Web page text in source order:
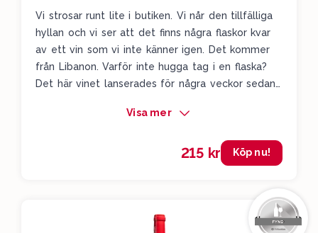
Vi strosar runt lite i butiken. Vi når den tillfälliga
hyllan och vi ser att det finns några flaskor kvar
av ett vin som vi inte känner igen. Det kommer
från Libanon. Varför inte hugga tag i en flaska?
Det här vinet lanserades för några veckor sedan,
veckan. Här kommer du mötas av härligt solkysst
viol, choklad, nymalda kryddor och färska örter.
Det är en salig blandning av mörkt, varmt och
det imponerar rejält på oss för pengen på 215
kronor. Dundervin till den kryddiga och örtiga
Visa mer
215 kr Köp nu!